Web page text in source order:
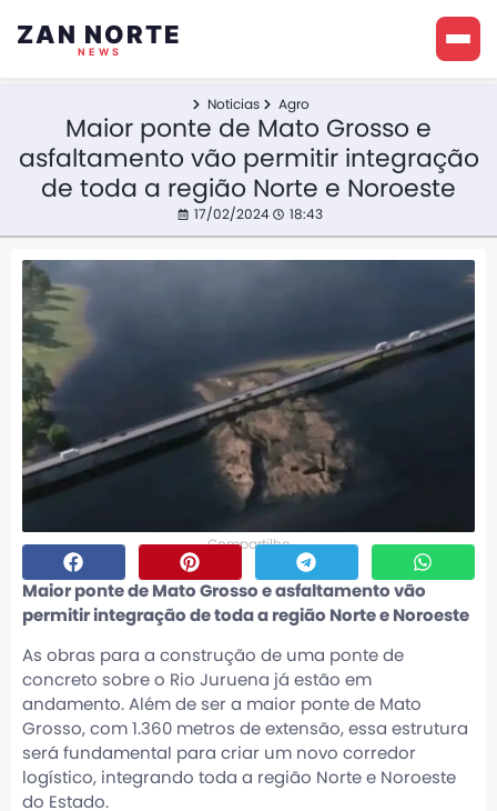
ZAN NORTE
NEWS
Noticias Agro
Maior ponte de Mato Grosso e
asfaltamento vão permitir integração
de toda a região Norte e Noroeste
17/02/2024 18:43
Compartilhe
Maior ponte de Mato Grosso e asfaltamento vão
permitir integração de toda a região Norte e Noroeste
As obras para a construção de uma ponte de
concreto sobre o Rio Juruena já estão em
andamento. Além de ser a maior ponte de Mato
Grosso, com 1.360 metros de extensão, essa estrutura
será fundamental para criar um novo corredor
logístico, integrando toda a região Norte e Noroeste
do Estado.